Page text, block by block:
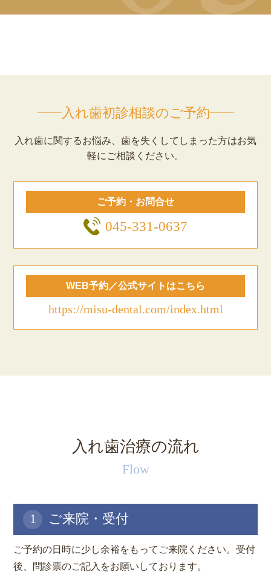
入れ歯初診相談のご予約
入れ歯に関するお悩み、歯を失くしてしまった方はお気
軽にご相談ください。
ご予約・お問合せ
045-331-0637
WEB予約／公式サイトはこちら
https://misu-dental.com/index.html
入れ歯治療の流れ
Flow
1 ご来院・受付
ご予約の日時に少し余裕をもってご来院ください。受付
後、問診票のご記入をお願いしております。